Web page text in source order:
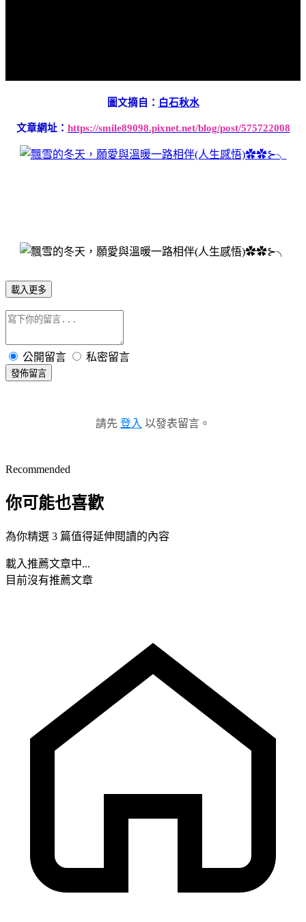
圖文摘自： 白石秋水
文章網址： https://smile89098.pixnet.net/blog/post/575722008
載入更多
公開留言 私密留言
發佈留言
請先 登入 以發表留言。
Recommended
你可能也喜歡
為你精選 3 篇值得延伸閱讀的內容
載入推薦文章中...
目前沒有推薦文章